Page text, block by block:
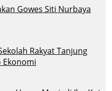
Gowes Siti Nurbaya
Rakyat Tanjung
Ekonomi